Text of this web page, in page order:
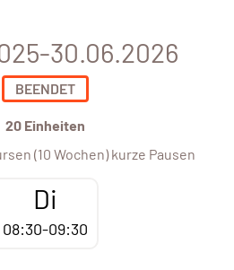
30.06.2026
BEENDET
20 Einheiten
(10 Wochen) kurze Pausen
Di
08:30-09:30